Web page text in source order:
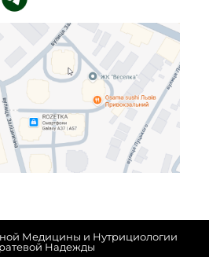
Медицины и Нутрициологии
Надежды